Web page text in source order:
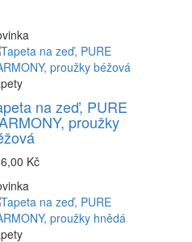
na zeď, PURE
proužky
Kč